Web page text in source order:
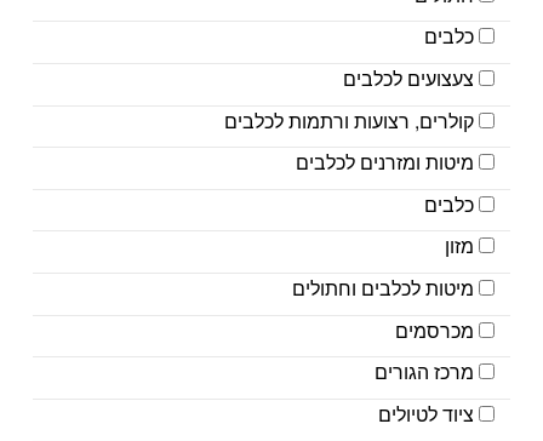
כלבים
צעצועים לכלבים
קולרים, רצועות ורתמות לכלבים
מיטות ומזרנים לכלבים
כלבים
מזון
מיטות לכלבים וחתולים
מכרסמים
מרכז הגורים
ציוד לטיולים